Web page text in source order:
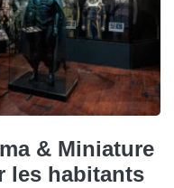
& Miniature
les habitants